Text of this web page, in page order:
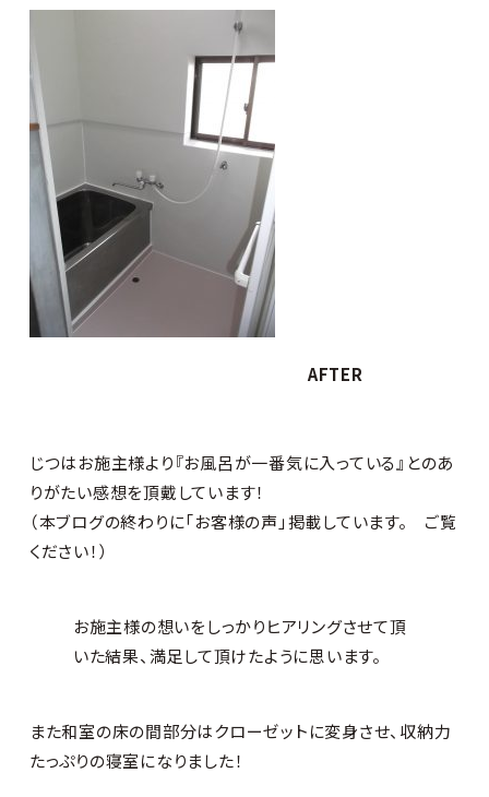
AFTER
じつはお施主様より『お風呂が一番気に入っている』とのあ
りがたい感想を頂戴しています！
（本ブログの終わりに「お客様の声」掲載しています。 ご覧
ください！）
お施主様の想いをしっかりヒアリングさせて頂
いた結果、満足して頂けたように思います。
また和室の床の間部分はクローゼットに変身させ、収納力
たっぷりの寝室になりました！